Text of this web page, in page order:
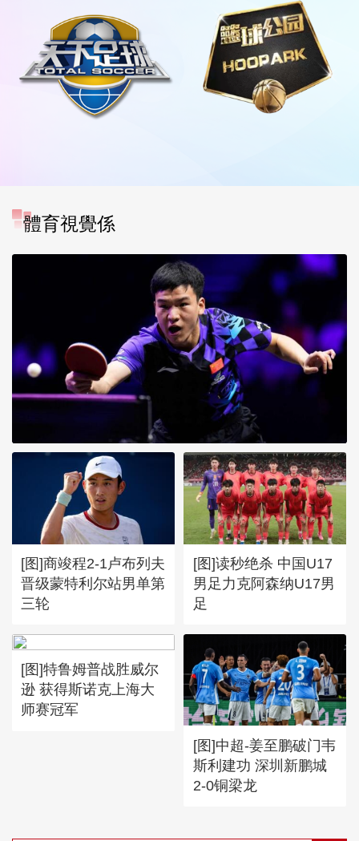
體育視覺係
[图]向鹏3-1西多伦科 晋级
WTT横滨冠军赛16强
[图]商竣程2-1卢布列夫
晋级蒙特利尔站男单第
三轮
[图]读秒绝杀 中国U17
男足力克阿森纳U17男
足
[图]特鲁姆普战胜威尔
逊 获得斯诺克上海大
师赛冠军
[图]中超-姜至鹏破门韦
斯利建功 深圳新鹏城
2-0铜梁龙